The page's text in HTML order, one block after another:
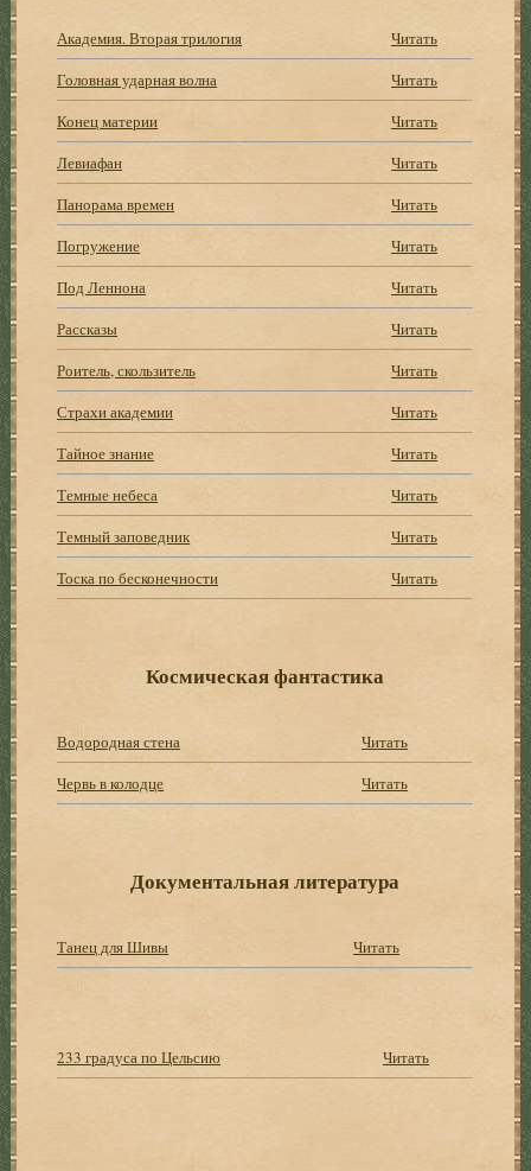
Академия. Вторая трилогия
Читать
Головная ударная волна
Читать
Конец материи
Читать
Левиафан
Читать
Панорама времен
Читать
Погружение
Читать
Под Леннона
Читать
Рассказы
Читать
Роитель, скользитель
Читать
Страхи академии
Читать
Тайное знание
Читать
Темные небеса
Читать
Темный заповедник
Читать
Тоска по бесконечности
Читать
Космическая фантастика
Водородная стена
Читать
Червь в колодце
Читать
Документальная литература
Танец для Шивы Читать
233 градуса по Цельсию Читать